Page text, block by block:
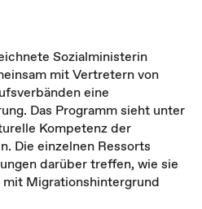
Sozialministerin
mit Vertretern von
eine
Das Programm sieht unter
Kompetenz der
Die einzelnen Ressorts
darüber treffen, wie sie
Migrationshintergrund